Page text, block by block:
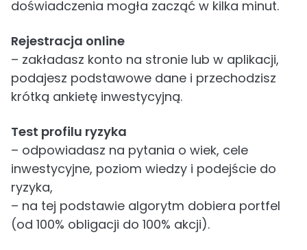
doświadczenia mogła zacząć w kilka minut.
Rejestracja online
– zakładasz konto na stronie lub w aplikacji,
podajesz podstawowe dane i przechodzisz
krótką ankietę inwestycyjną.
Test profilu ryzyka
– odpowiadasz na pytania o wiek, cele
inwestycyjne, poziom wiedzy i podejście do
ryzyka,
– na tej podstawie algorytm dobiera portfel
(od 100% obligacji do 100% akcji).